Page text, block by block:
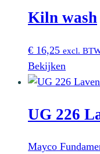
Kiln wash
€ 16,25 excl.
Bekijken
UG 226
Mayco